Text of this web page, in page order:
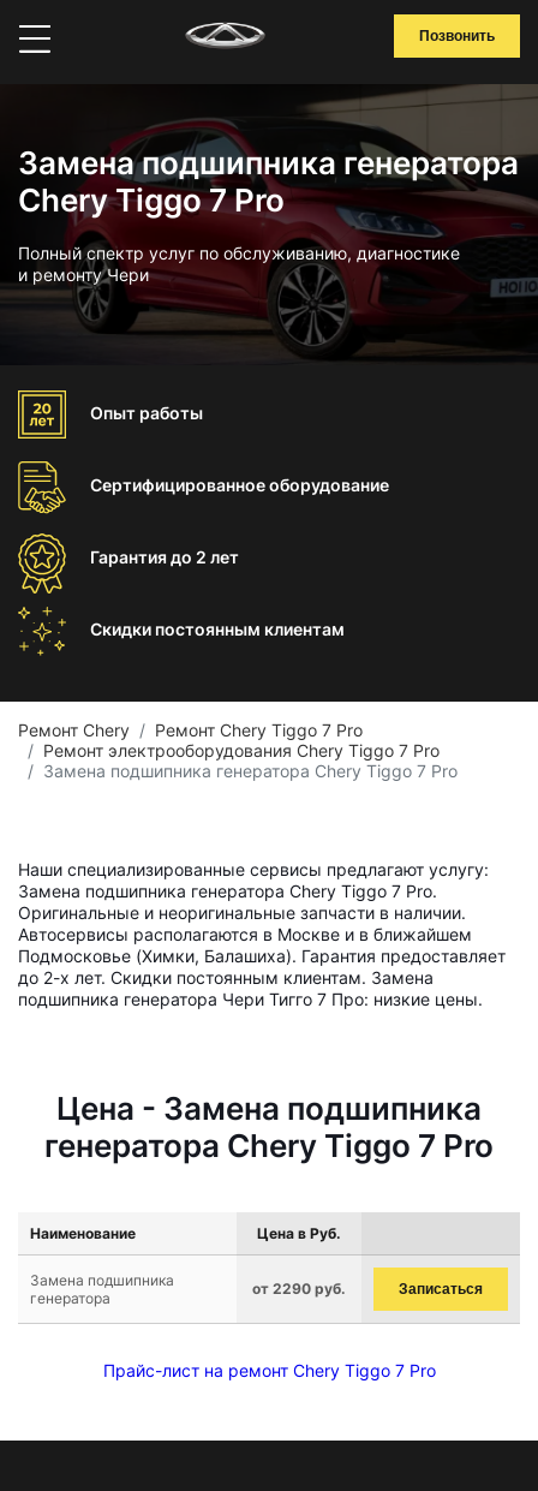
Позвонить
Замена подшипника генератора
Chery Tiggo 7 Pro
Полный спектр услуг по обслуживанию, диагностике
и ремонту Чери
Опыт работы
Сертифицированноеоборудование
Гарантиядо 2 лет
Скидки постоянным клиентам
Ремонт Chery
Ремонт Chery Tiggo 7 Pro
Ремонт электрооборудования Chery Tiggo 7 Pro
Замена подшипника генератора Chery Tiggo 7 Pro
Наши специализированные сервисы предлагают услугу:
Замена подшипника генератора Chery Tiggo 7 Pro.
Оригинальные и неоригинальные запчасти в наличии.
Автосервисы располагаются в Москве и в ближайшем
Подмосковье (Химки, Балашиха). Гарантия предоставляет
до 2-х лет. Скидки постоянным клиентам. Замена
подшипника генератора Чери Тигго 7 Про: низкие цены.
Цена - Замена подшипника
генератора Chery Tiggo 7 Pro
Наименование Цена в Руб.
Замена подшипника
генератора
от 2290 руб. Записаться
Прайс-лист на ремонт Chery Tiggo 7 Pro